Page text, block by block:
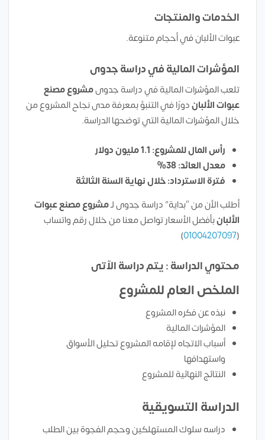
الخدمات والمنتجات
عبوات الألبان في أحجام متنوعة.
المؤشرات المالية في دراسة جدوى
تلعب المؤشرات المالية في دراسة جدوىمشروع مصنع
عبوات الألباندورًا في التنبؤ بمعرفة مدى نجاح المشروع من
خلال المؤشرات المالية التي توضحها الدراسة.
رأس المال للمشروع: 1.1 مليون دولار
معدل العائد: 38%
فترة الاسترداد: خلال نهاية السنة الثالثة
أطلب الأن من “بداية” دراسة جدوى لـمشروع مصنع عبوات
الألبانبأفضل الأسعار تواصل معنا من خلال رقم واتساب
(
01004207097
)
محتوي الدراسة : يتم دراسة الآتى
الملخص العام للمشروع
نبذه عن فكره المشروع
المؤشرات المالية
أسباب الاتجاه لإقامه المشروع تحليل الأسواق
واستهدافها
النتائج النهائية للمشروع
الدراسة التسويقية
دراسه سلوك المستهلكين وحجم الفجوة بين الطلب